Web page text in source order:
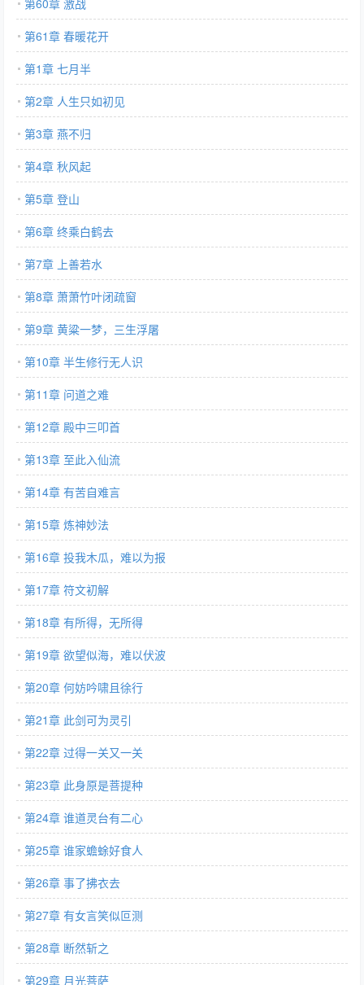
第60章 激战
第61章 春暖花开
第1章 七月半
第2章 人生只如初见
第3章 燕不归
第4章 秋风起
第5章 登山
第6章 终乘白鹤去
第7章 上善若水
第8章 萧萧竹叶闭疏窗
第9章 黄粱一梦，三生浮屠
第10章 半生修行无人识
第11章 问道之难
第12章 殿中三叩首
第13章 至此入仙流
第14章 有苦自难言
第15章 炼神妙法
第16章 投我木瓜，难以为报
第17章 符文初解
第18章 有所得，无所得
第19章 欲望似海，难以伏波
第20章 何妨吟啸且徐行
第21章 此剑可为灵引
第22章 过得一关又一关
第23章 此身原是菩提种
第24章 谁道灵台有二心
第25章 谁家蟾蜍好食人
第26章 事了拂衣去
第27章 有女言笑似叵测
第28章 断然斩之
第29章 月光菩萨